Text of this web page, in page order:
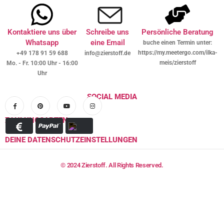
Kontaktiere uns über
Whatsapp
+49 178 91 59 688
Mo. - Fr. 10:00 Uhr - 16:00
Uhr
Schreibe uns
eine Email
info@zierstoff.de
Persönliche Beratung
buche einen Termin unter:
https://my.meetergo.com/ilka-
meis/zierstoff
SOCIAL MEDIA
ZAHLUNGSARTEN
DEINE DATENSCHUTZEINSTELLUNGEN
© 2024 Zierstoff. All Rights Reserved.